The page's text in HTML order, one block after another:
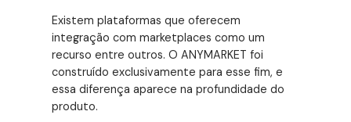
Existem plataformas que oferecem
integração com marketplaces como um
recurso entre outros. O ANYMARKET foi
construído exclusivamente para esse fim, e
essa diferença aparece na profundidade do
produto.